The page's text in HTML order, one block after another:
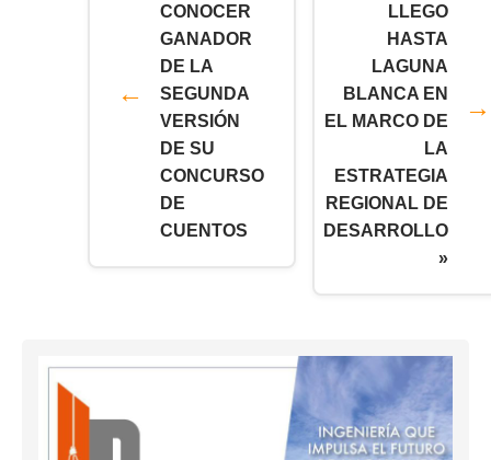
CONOCER
GANADOR
DE LA
SEGUNDA
VERSIÓN
DE SU
CONCURSO
DE
CUENTOS
LLEGO
HASTA
LAGUNA
BLANCA EN
EL MARCO DE
LA
ESTRATEGIA
REGIONAL DE
DESARROLLO
»